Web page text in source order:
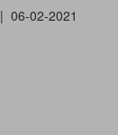
| 06-02-2021